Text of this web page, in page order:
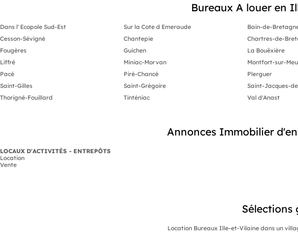
Bureaux A louer en
Dans l' Ecopole Sud-Est Sur la Cote d Emeraude Bain-de-
Cesson-Sévigné
Chantepie Chartres-de-
Fougères
Guichen La Bouëxière
Liffré
Miniac-Morvan Montfort-sur-Meu
Pacé
Piré-Chancé Plerguer
Saint-Gilles
Saint-Grégoire Saint-Jacques-
Thorigné-Fouillard
Tinténiac Val d'Anast
Annonces Immobilier
LOCAUX D'ACTIVITÉS - ENTREPÔTS
Location
Vente
Sélections
Location Bureaux Ille-et-Vilaine dans un